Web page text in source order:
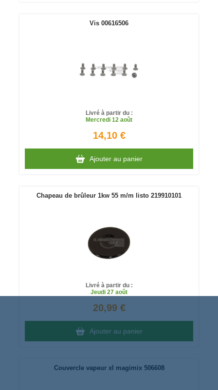
Vis 00616506
Livré à partir du :
Mercredi 12 août
14,10 €
Ajouter au panier
Chapeau de brûleur 1kw 55 m/m listo 219910101
Livré à partir du :
Jeudi 27 août
20,99 €
Ajouter au panier
Couvercle vapeur xl magimix 506608